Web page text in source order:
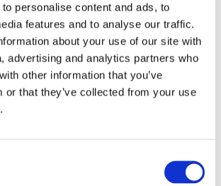
personalise content and ads, to
features and to analyse our traffic.
about your use of our site with
advertising and analytics partners who
other information that you’ve
or that they’ve collected from your use
gäller alla typer av
är viktigt att du fyller i samtliga
kontakta dig per e-post så fort din
komplett med samtliga